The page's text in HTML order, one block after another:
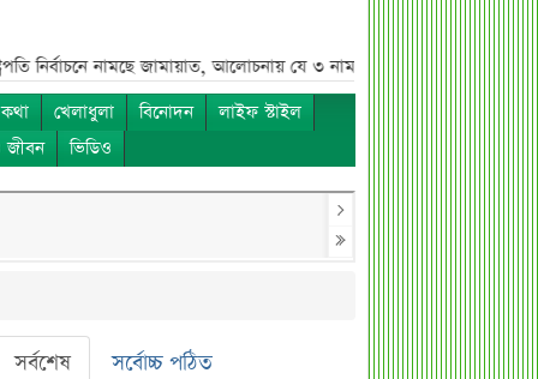
নামছে জামায়াত, আলোচনায় যে ৩ নাম*** দেবকে কটাক্ষ করে জিতের
খেলাধুলা বিনোদন
লাইফ স্টাইল
জীবন ভিডিও
সর্বশেষ সর্বোচ্চ পঠিত